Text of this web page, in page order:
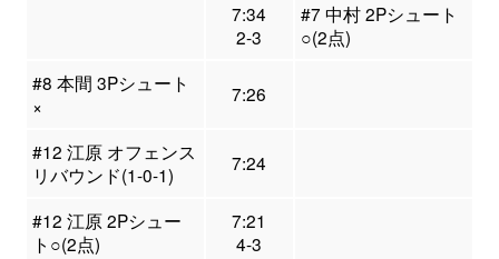
7:34
2-3
#7 中村 2Pシュート
○(2点)
#8 本間 3Pシュート
×
7:26
#12 江原 オフェンス
リバウンド(1-0-1)
7:24
#12 江原 2Pシュー
ト○(2点)
7:21
4-3